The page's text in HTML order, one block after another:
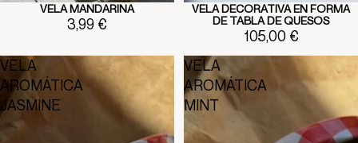
VELA MANDARINA
3,99 €
VELA DECORATIVA EN FORMA
DE TABLA DE QUESOS
105,00 €
VELA
AROMÁTICA
JASMINE
VELA
AROMÁTICA
MINT